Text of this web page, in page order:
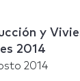
y
2014
2014